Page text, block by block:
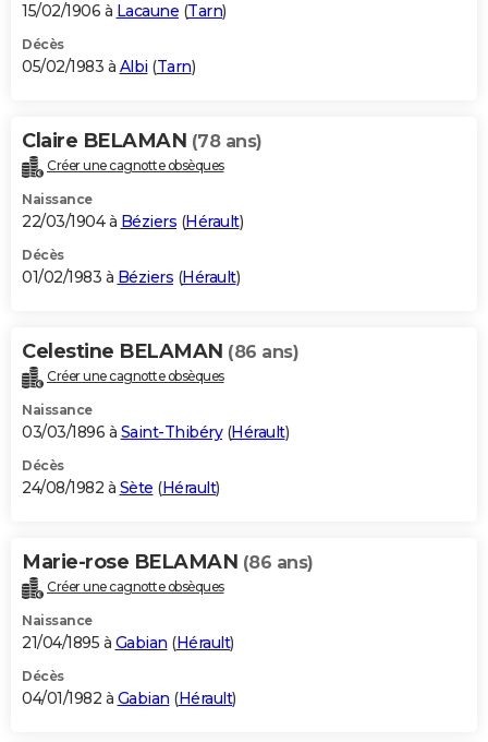
15/02/1906 à Lacaune (Tarn)
Décès
05/02/1983 à Albi (Tarn)
Claire BELAMAN (78 ans)
Créer une cagnotte obsèques
Naissance
22/03/1904 à Béziers (Hérault)
Décès
01/02/1983 à Béziers (Hérault)
Celestine BELAMAN (86 ans)
Créer une cagnotte obsèques
Naissance
03/03/1896 à Saint-Thibéry(Hérault)
Décès
24/08/1982 à Sète (Hérault)
Marie-rose BELAMAN (86 ans)
Créer une cagnotte obsèques
Naissance
21/04/1895 à Gabian (Hérault)
Décès
04/01/1982 à Gabian (Hérault)